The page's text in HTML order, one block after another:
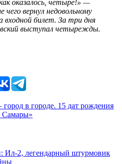
оказалось, четыре!» —
чего вернул недовольному
входной билет. За три дня
выступал четырежды.
в городе. 15 дат рождения
Самары»
Ил-2, легендарный штурмовик